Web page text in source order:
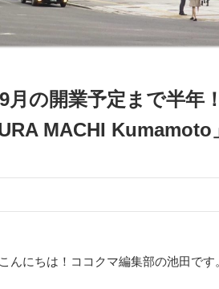
月の開業予定まで半年
MACHI Kumamoto
んにちは！ココクマ編集部の池田です